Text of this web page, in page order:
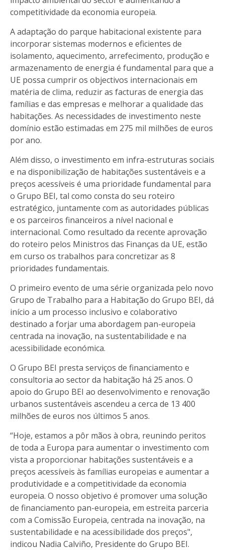
competitividade da economia europeia.
A adaptação do parque habitacional existente para
incorporar sistemas modernos e eficientes de
isolamento, aquecimento, arrefecimento, produção e
armazenamento de energia é fundamental para que a
UE possa cumprir os objectivos internacionais em
matéria de clima, reduzir as facturas de energia das
famílias e das empresas e melhorar a qualidade das
habitações. As necessidades de investimento neste
domínio estão estimadas em 275 mil milhões de euros
por ano.
Além disso, o investimento em infra-estruturas sociais
e na disponibilização de habitações sustentáveis e a
preços acessíveis é uma prioridade fundamental para
o Grupo BEI, tal como consta do seu roteiro
estratégico, juntamente com as autoridades públicas
e os parceiros financeiros a nível nacional e
internacional. Como resultado da recente aprovação
do roteiro pelos Ministros das Finanças da UE, estão
em curso os trabalhos para concretizaras 8
prioridades fundamentais.
O primeiro evento de uma série organizada pelo novo
Grupo de Trabalho para a Habitação do Grupo BEI, dá
início a um processo inclusivo e colaborativo
destinado a forjar uma abordagem pan-europeia
centrada na inovação, na sustentabilidade e na
acessibilidade económica.
O Grupo BEI presta serviços de financiamento e
consultoria ao sector da habitação há 25 anos. O
apoio do Grupo BEI ao desenvolvimento e renovação
urbanos sustentáveis ascendeu a cerca de 13 400
milhões de euros nos últimos 5 anos.
“Hoje, estamos a pôr mãos à obra, reunindo peritos
de toda a Europa para aumentar o investimento com
vista a proporcionar habitações sustentáveis e a
preços acessíveis às famílias europeias e aumentar a
produtividade e a competitividade da economia
europeia. O nosso objetivo é promover uma solução
de financiamento pan-europeia, em estreita parceria
com a Comissão Europeia, centrada na inovação, na
sustentabilidade e na acessibilidade dos preços",
indicou Nadia Calviño, Presidente do Grupo BEI.